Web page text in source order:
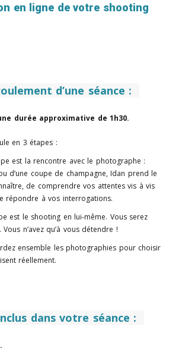
en ligne de votre shooting
d’une séance :
durée approximative de 1h30.
en 3 étapes :
est la rencontre avec le photographe :
d’une coupe de champagne, Idan prend le
de comprendre vos attentes vis à vis
répondre à vos interrogations.
est le shooting en lui-même. Vous serez
n’avez qu’à vous détendre !
ensemble les photographies pour choisir
réellement.
dans votre séance :